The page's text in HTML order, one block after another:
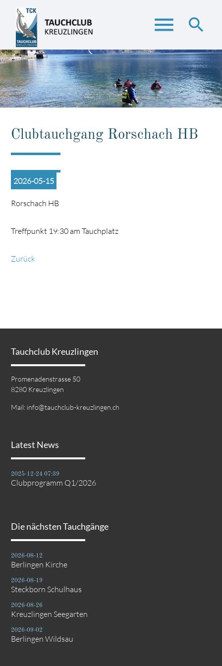
menu search
Suchbegriffe SUCHEN
Clubtauchgang Rorschach HB
2026-05-15
Rorschach HB
Treffpunkt 19:30 am Tauchplatz
Zurück
Tauchclub Kreuzlingen
Promenadenstrasse 50
8280 Kreuzlingen
Mail: info@tauchclub-kreuzlingen.ch
Latest News
2025-12-24 07:39
Clubprogramm Q1/2026
Die nächsten Tauchgänge
2026-08-12
Berlingen Kirche
2026-08-19
Steckborn Schulhaus
2026-08-26
Kreuzlingen Seegarten
2026-09-02
Berlingen Wildsau